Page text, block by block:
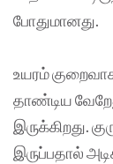
போதுமானது.
உயரம்
தாண்டிய
இருக்கிறது.
இருப்பதால்